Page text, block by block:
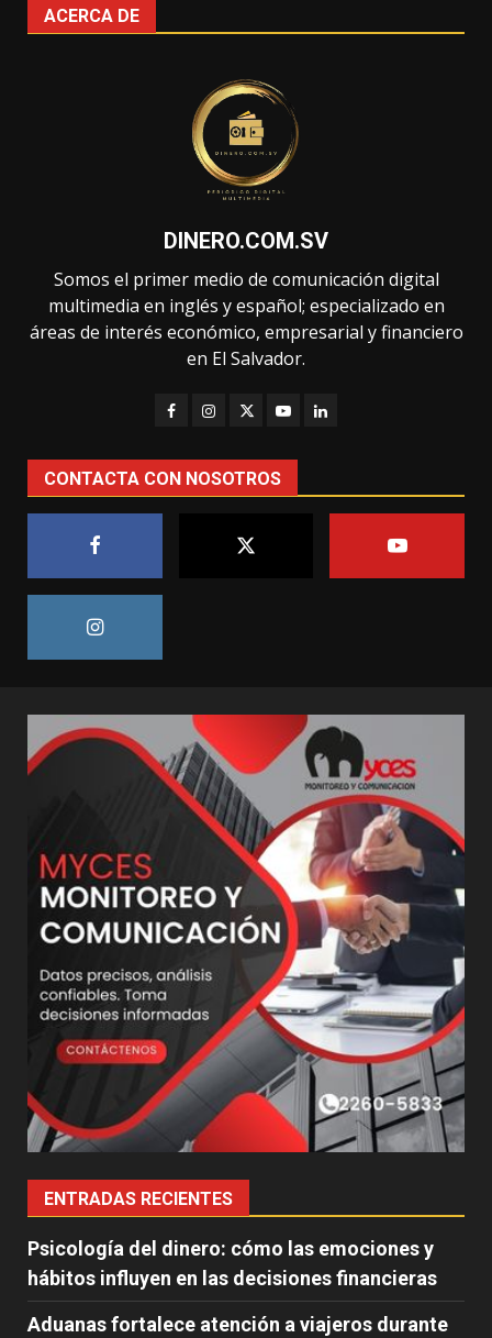
ACERCA DE
DINERO.COM.SV
Somos el primer medio de comunicación digital
multimedia en inglés y español; especializado en
áreas de interés económico, empresarial y financiero
en El Salvador.
CONTACTA CON NOSOTROS
ENTRADAS RECIENTES
Psicología del dinero: cómo las emociones y
hábitos influyen en las decisiones financieras
Aduanas fortalece atención a viajeros durante